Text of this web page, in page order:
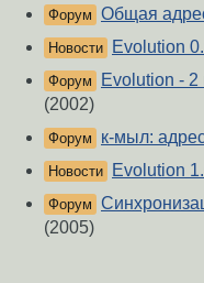
Форум Общая
Новости Evolution
Форум
Evolution - 2
(2002)
Форум к-мыл:
Новости Evolution
Форум
(2005)